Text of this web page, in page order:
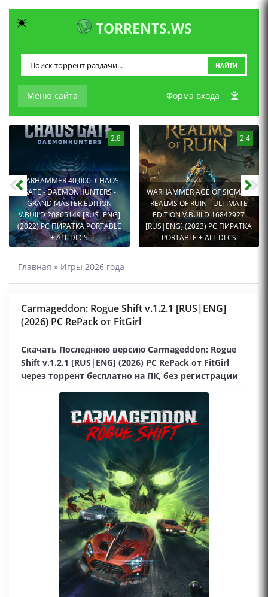
TORRENTS.WS
Меню сайта
НАЙТИ
Форма входа
2.8
WARHAMMER 40,000: CHAOS
GATE - DAEMONHUNTERS -
GRAND MASTER EDITION
V.BUILD 20865149 [RUS|ENG]
(2022) PC ПИРАТКА PORTABLE
+ ALL DLCS
2.4
WARHAMMER AGE OF SIGMAR:
REALMS OF RUIN - ULTIMATE
EDITION V.BUILD 16842927
[RUS|ENG] (2023) PC ПИРАТКА
PORTABLE + ALL DLCS
Главная » Игры 2026 года
Carmageddon: Rogue Shift v.1.2.1 [RUS|ENG]
(2026) PC RePack от FitGirl
Скачать Последнюю версию Carmageddon: Rogue
Shift v.1.2.1 [RUS|ENG] (2026) PC RePack от FitGirl
через торрент бесплатно на ПК, без регистрации
☀️